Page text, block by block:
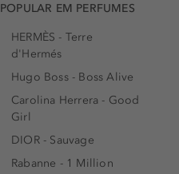
POPULAR EM PERFUMES
HERMÈS - Terre
d'Hermés
Hugo Boss - Boss Alive
Carolina Herrera - Good
Girl
DIOR - Sauvage
Rabanne - 1 Million